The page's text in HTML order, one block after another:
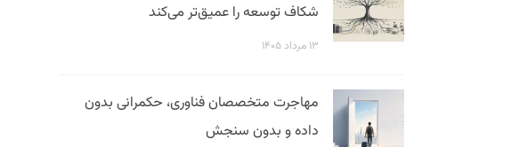
شکاف توسعه را عمیق‌تر می‌کند
۱۳ مرداد ۱۴۰۵
مهاجرت متخصصان فناوری، حکمرانی بدون
داده و بدون سنجش